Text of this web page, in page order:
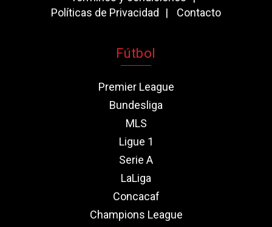
Políticas de Privacidad
Contacto
Fútbol
Premier League
Bundesliga
MLS
Ligue 1
Serie A
LaLiga
Concacaf
Champions League